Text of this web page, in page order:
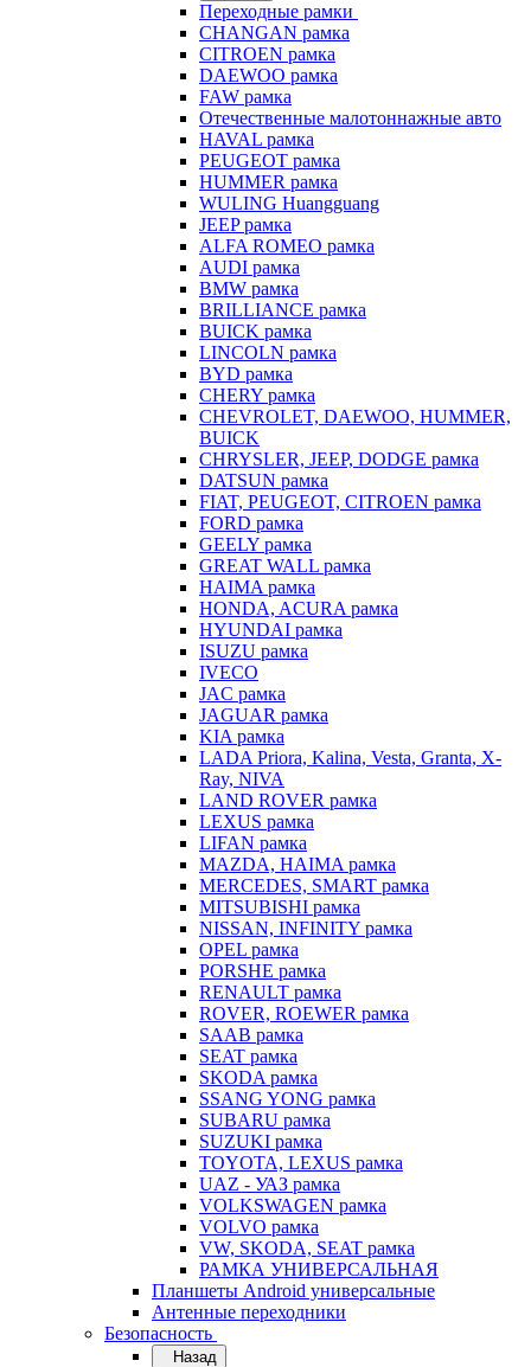
Переходные рамки
CHANGAN рамка
CITROEN рамка
DAEWOO рамка
FAW рамка
Отечественные малотоннажные авто
HAVAL рамка
PEUGEOT рамка
HUMMER рамка
WULING Huangguang
JEEP рамка
ALFA ROMEO рамка
AUDI рамка
BMW рамка
BRILLIANCE рамка
BUICK рамка
LINCOLN рамка
BYD рамка
CHERY рамка
CHEVROLET, DAEWOO, HUMMER,
BUICK
CHRYSLER, JEEP, DODGE рамка
DATSUN рамка
FIAT, PEUGEOT, CITROEN рамка
FORD рамка
GEELY рамка
GREAT WALL рамка
HAIMA рамка
HONDA, ACURA рамка
HYUNDAI рамка
ISUZU рамка
IVECO
JAC рамка
JAGUAR рамка
KIA рамка
LADA Priora, Kalina, Vesta, Granta, X-
Ray, NIVA
LAND ROVER рамка
LEXUS рамка
LIFAN рамка
MAZDA, HAIMA рамка
MERCEDES, SMART рамка
MITSUBISHI рамка
NISSAN, INFINITY рамка
OPEL рамка
PORSHE рамка
RENAULT рамка
ROVER, ROEWER рамка
SAAB рамка
SEAT рамка
SKODA рамка
SSANG YONG рамка
SUBARU рамка
SUZUKI рамка
TOYOTA, LEXUS рамка
UAZ - УАЗ рамка
VOLKSWAGEN рамка
VOLVO рамка
VW, SKODA, SEAT рамка
РАМКА УНИВЕРСАЛЬНАЯ
Планшеты Android универсальные
Антенные переходники
Безопасность
Назад